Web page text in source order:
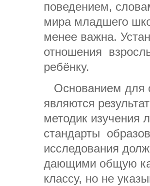
поведением,
мира младшего
менее важна.
отношения
ребёнку.
Основанием для
являются
методик изучения
стандарты
исследования
дающими общую
классу, но не